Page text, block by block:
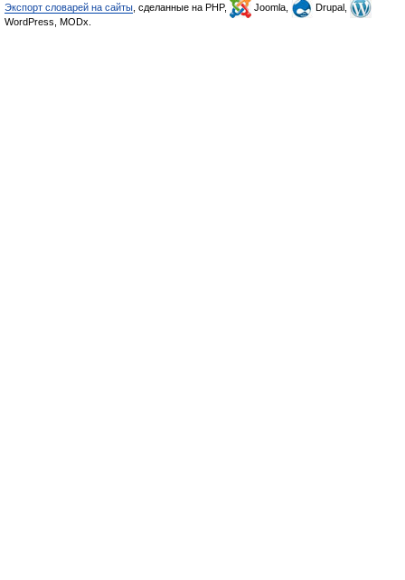
Экспорт словарей на сайты , сделанные на PHP, Joomla,
Drupal,
WordPress, MODx.